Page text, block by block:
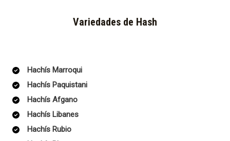
Variedades de Hash
Hachís Marroqui
Hachís Paquistani
Hachís Afgano
Hachís Libanes
Hachís Rubio